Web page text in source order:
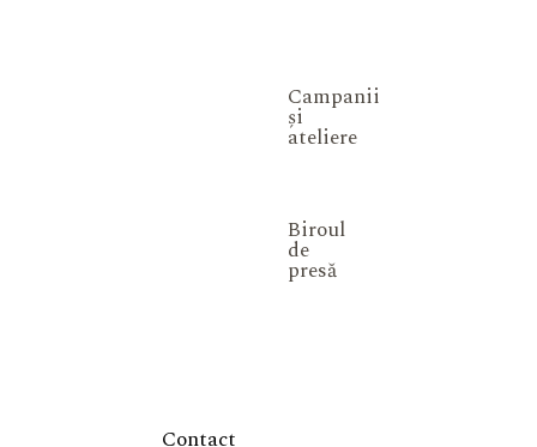
Campanii
și
ateliere
Biroul
de
presă
Contact